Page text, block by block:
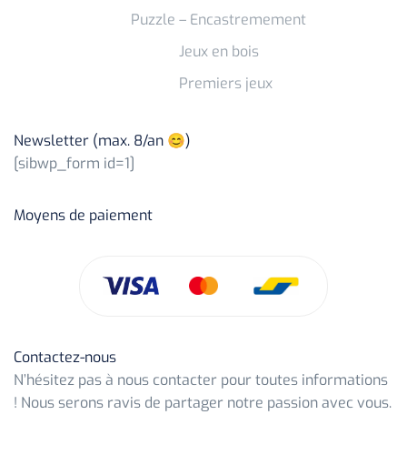
Puzzle – Encastremement
Jeux en bois
Premiers jeux
Newsletter (max. 8/an 😊)
[sibwp_form id=1]
Moyens de paiement
Contactez-nous
N’hésitez pas à nous contacter pour toutes informations
! Nous serons ravis de partager notre passion avec vous.